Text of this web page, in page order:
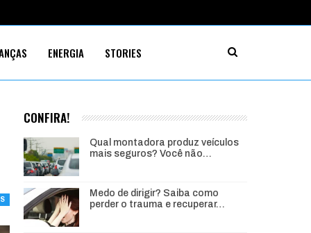
ENERGIA STORIES
CONFIRA!
Qual montadora produz veículos
mais seguros? Você não…
Medo de dirigir? Saiba como
perder o trauma e recuperar…